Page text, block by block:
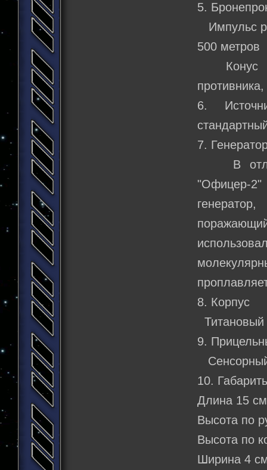
5.
Импульс
500 метров
Конус
6.
7.
В
"Офицер-
8. Корпус
Титановый
9.
10.
Длина 15 см
Высота по
Высота по
Ширина 4